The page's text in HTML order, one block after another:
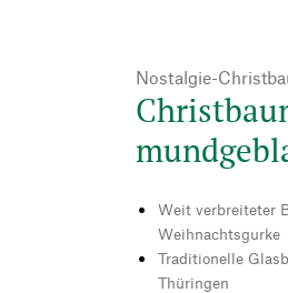
Nostalgie-
Weit verbreiteter
Weihnachtsgurke
Traditionelle
Thüringen